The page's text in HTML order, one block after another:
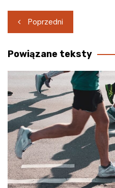
Nawigacja
wpisu
Poprzedni
Powiązane teksty